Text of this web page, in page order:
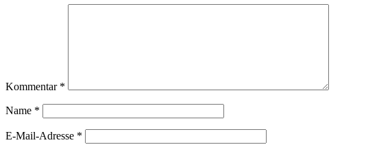
Kommentar *
Name *
E-Mail-Adresse *